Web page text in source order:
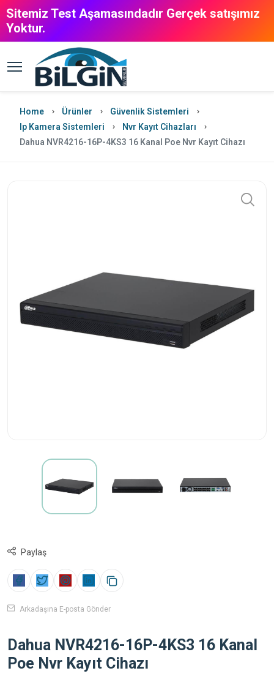
Sitemiz Test Aşamasındadır Gerçek satışımız
Yoktur.
Home Ürünler
Güvenlik Sistemleri
Ip Kamera Sistemleri
Nvr Kayıt Cihazları
Dahua NVR4216-16P-4KS3 16 Kanal Poe Nvr Kayıt Cihazı
Paylaş
Arkadaşına E-posta Gönder
Dahua NVR4216-16P-4KS3 16 Kanal
Poe Nvr Kayıt Cihazı